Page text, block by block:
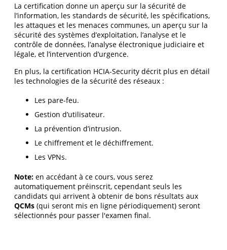
La certification donne un aperçu sur la sécurité de
l’information, les standards de sécurité, les spécifications,
les attaques et les menaces communes, un aperçu sur la
sécurité des systèmes d’exploitation, l’analyse et le
contrôle de données, l’analyse électronique judiciaire et
légale, et l’intervention d’urgence.
En plus, la certification HCIA-Security décrit plus en détail
les technologies de la sécurité des réseaux :
Les pare-feu.
Gestion d’utilisateur.
La prévention d’intrusion.
Le chiffrement et le déchiffrement.
Les VPNs.
Note:en accédant à ce cours, vous serez
automatiquement préinscrit, cependant seuls les
candidats qui arrivent à obtenir de bons résultats aux
QCMs(qui seront mis en ligne périodiquement) seront
sélectionnés pour passer l'examen final.